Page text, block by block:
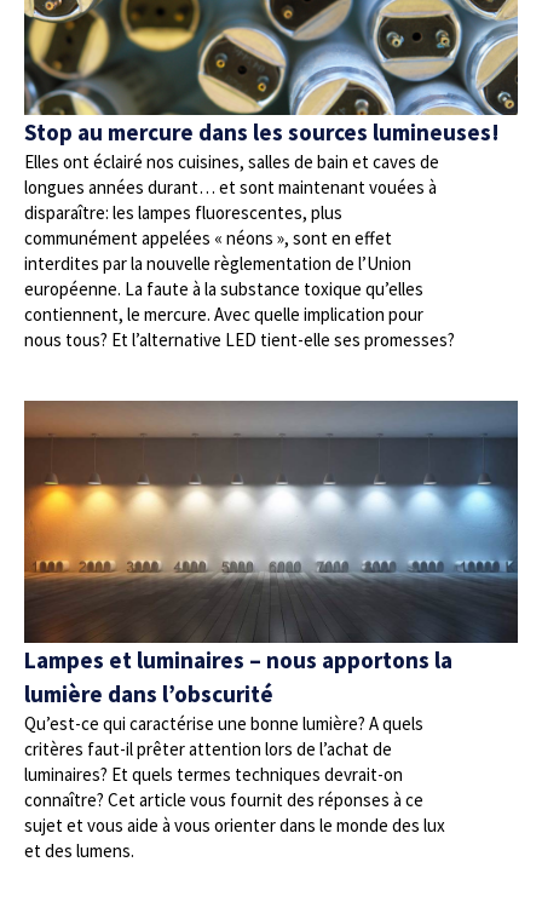
Stop au mercure dans les sources lumineuses!
Elles ont éclairé nos cuisines, salles de bain et caves de
longues années durant… et sont maintenant vouées à
disparaître: les lampes fluorescentes, plus
communément appelées « néons », sont en effet
interdites par la nouvelle règlementation de l’Union
européenne. La faute à la substance toxique qu’elles
contiennent, le mercure. Avec quelle implication pour
nous tous? Et l’alternative LED tient-elle ses promesses?
Lampes et luminaires – nous apportons la
lumière dans l’obscurité
Qu’est-ce qui caractérise une bonne lumière? A quels
critères faut-il prêter attention lors de l’achat de
luminaires? Et quels termes techniques devrait-on
connaître? Cet article vous fournit des réponses à ce
sujet et vous aide à vous orienter dans le monde des lux
et des lumens.